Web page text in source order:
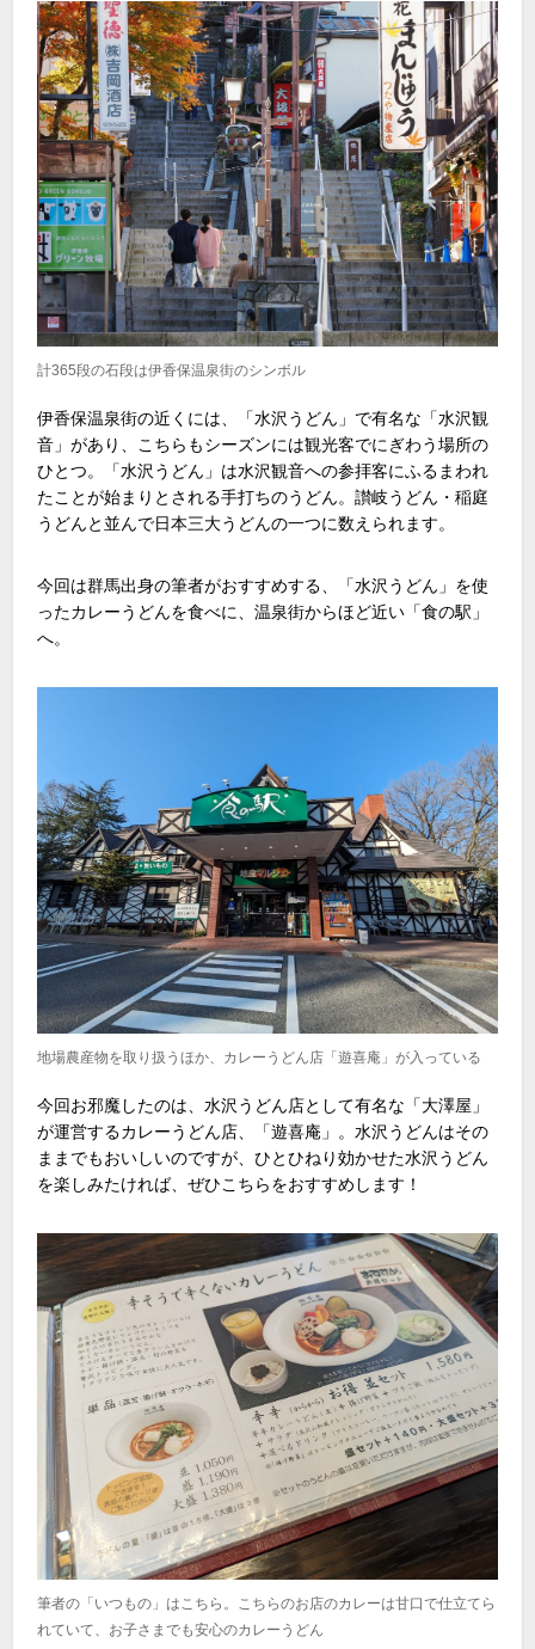
計365段の石段は伊香保温泉街のシンボル
伊香保温泉街の近くには、「水沢うどん」で有名な「水沢観
音」があり、こちらもシーズンには観光客でにぎわう場所の
ひとつ。「水沢うどん」は水沢観音への参拝客にふるまわれ
たことが始まりとされる手打ちのうどん。讃岐うどん・稲庭
うどんと並んで日本三大うどんの一つに数えられます。
今回は群馬出身の筆者がおすすめする、「水沢うどん」を使
ったカレーうどんを食べに、温泉街からほど近い「食の駅」
へ。
地場農産物を取り扱うほか、カレーうどん店「遊喜庵」が入っている
今回お邪魔したのは、水沢うどん店として有名な「大澤屋」
が運営するカレーうどん店、「遊喜庵」。水沢うどんはその
ままでもおいしいのですが、ひとひねり効かせた水沢うどん
を楽しみたければ、ぜひこちらをおすすめします！
筆者の「いつもの」はこちら。こちらのお店のカレーは甘口で仕立てら
れていて、お子さまでも安心のカレーうどん